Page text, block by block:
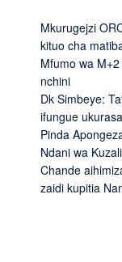
Mkurugejzi
kituo cha
Mfumo wa
nchini
Dk Simbeye:
ifungue
Pinda
Ndani wa
Chande
zaidi kupitia